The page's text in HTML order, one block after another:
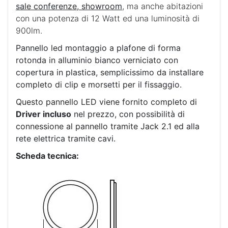
sale conferenze, showroom, ma anche abitazioni
con una potenza di 12 Watt ed una luminosità di
900lm.
Pannello led montaggio a plafone di forma
rotonda in alluminio bianco verniciato con
copertura in plastica, semplicissimo da installare
completo di clip e morsetti per il fissaggio.
Questo pannello LED viene fornito completo di
Driver incluso nel prezzo, con possibilità di
connessione al pannello tramite Jack 2.1 ed alla
rete elettrica tramite cavi.
Scheda tecnica: